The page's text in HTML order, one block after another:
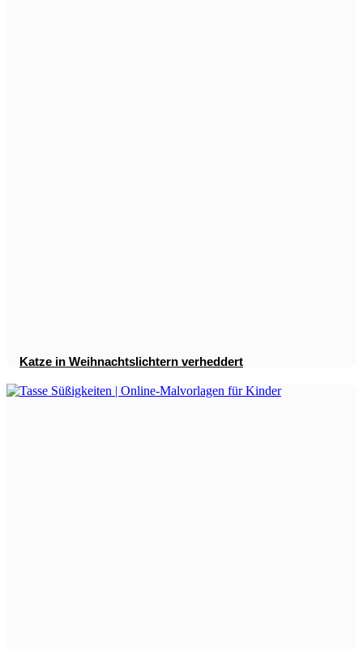
Katze in Weihnachtslichtern verheddert